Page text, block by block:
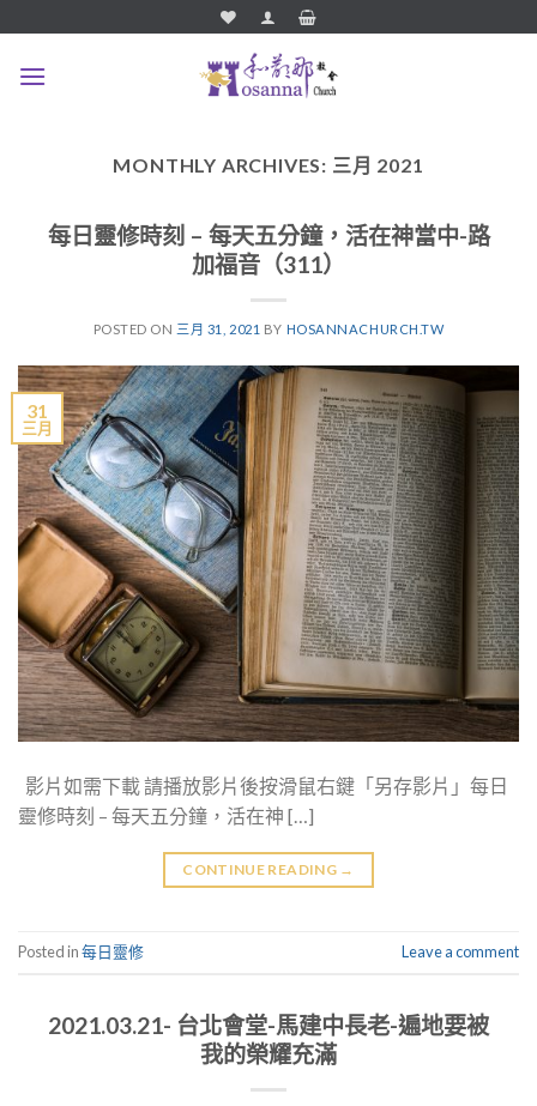
content
MONTHLY ARCHIVES: 三月 2021
每日靈修時刻 – 每天五分鐘，活在神當中-路
加福音（311）
POSTED ON 三月 31, 2021 BY HOSANNACHURCH.TW
31
三月
影片如需下載 請播放影片後按滑鼠右鍵「另存影片」每日
靈修時刻 – 每天五分鐘，活在神 […]
CONTINUE READING →
Posted in每日靈修 Leave a comment
2021.03.21- 台北會堂-馬建中長老-遍地要被
我的榮耀充滿